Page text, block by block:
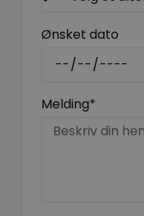
Ønsket dato
Melding*